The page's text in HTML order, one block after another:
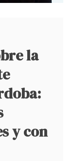
la
y con